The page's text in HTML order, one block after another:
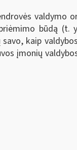
valdymo
būdą (t.
kaip
įmonių